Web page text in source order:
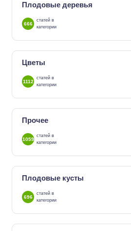
Плодовые деревья
666
статей в
категории
Цветы
1112
статей в
категории
Прочее
1059
статей в
категории
Плодовые кусты
696
статей в
категории